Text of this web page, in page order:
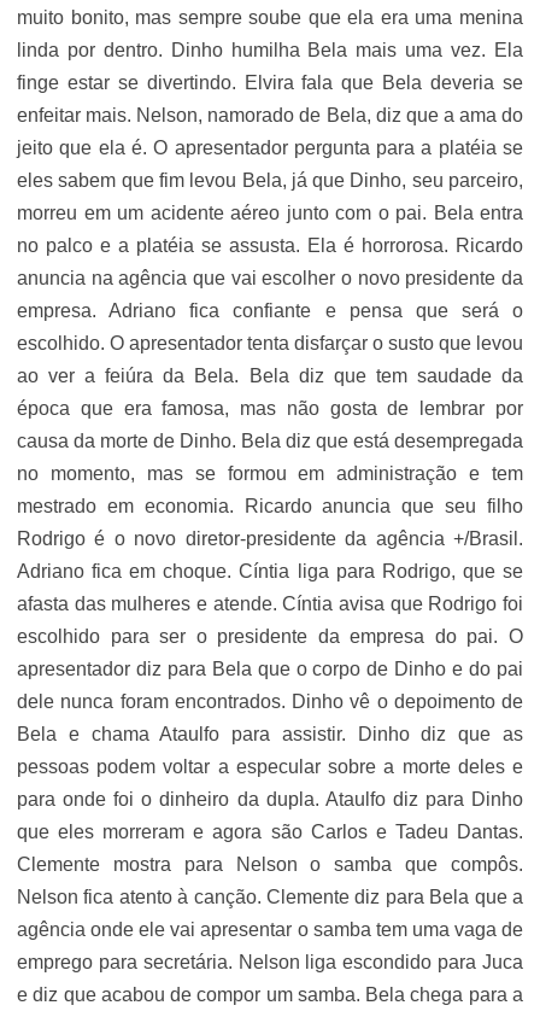
muito bonito, mas sempre soube que ela era uma menina
linda por dentro. Dinho humilha Bela mais uma vez. Ela
finge estar se divertindo. Elvira fala que Bela deveria se
enfeitar mais. Nelson, namorado de Bela, diz que a ama do
jeito que ela é. O apresentador pergunta para a platéia se
eles sabem que fim levou Bela, já que Dinho, seu parceiro,
morreu em um acidente aéreo junto com o pai. Bela entra
no palco e a platéia se assusta. Ela é horrorosa. Ricardo
anuncia na agência que vai escolher o novo presidente da
empresa. Adriano fica confiante e pensa que será o
escolhido. O apresentador tenta disfarçar o susto que levou
ao ver a feiúra da Bela. Bela diz que tem saudade da
época que era famosa, mas não gosta de lembrar por
causa da morte de Dinho. Bela diz que está desempregada
no momento, mas se formou em administração e tem
mestrado em economia. Ricardo anuncia que seu filho
Rodrigo é o novo diretor-presidente da agência +/Brasil.
Adriano fica em choque. Cíntia liga para Rodrigo, que se
afasta das mulheres e atende. Cíntia avisa que Rodrigo foi
escolhido para ser o presidente da empresa do pai. O
apresentador diz para Bela que o corpo de Dinho e do pai
dele nunca foram encontrados. Dinho vê o depoimento de
Bela e chama Ataulfo para assistir. Dinho diz que as
pessoas podem voltar a especular sobre a morte deles e
para onde foi o dinheiro da dupla. Ataulfo diz para Dinho
que eles morreram e agora são Carlos e Tadeu Dantas.
Clemente mostra para Nelson o samba que compôs.
Nelson fica atento à canção. Clemente diz para Bela que a
agência onde ele vai apresentar o samba tem uma vaga de
emprego para secretária. Nelson liga escondido para Juca
e diz que acabou de compor um samba. Bela chega para a